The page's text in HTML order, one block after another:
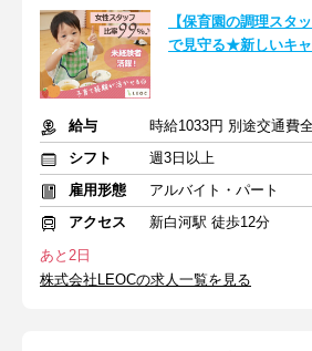
【保育園の調理スタ
で見守る★新しいキャ
給与
時給1033円 別途交通費
シフト
週3日以上
雇用形態
アルバイト・パート
アクセス
新白河駅 徒歩12分
あと2日
株式会社LEOCの求人一覧を見る